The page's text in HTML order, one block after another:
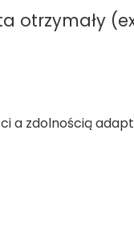
otrzymały
a zdolnością